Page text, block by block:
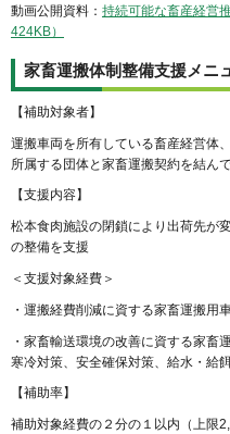
動画公開資料： 持続可能な畜産経営
424KB）
家畜運搬体制整備支援メニ
【補助対象者】
運搬車両を所有している畜産経営体
所属する団体と家畜運搬契約を結ん
【支援内容】
松本食肉施設の閉鎖により出荷先が
の整備を支援
＜支援対象経費＞
・運搬経費削減に資する家畜運搬用
・家畜輸送環境の改善に資する家畜
寒冷対策、安全確保対策、給水・給餌
【補助率】
補助対象経費の２分の１以内（上限